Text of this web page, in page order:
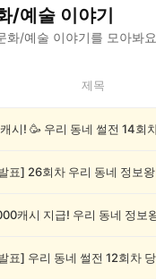
/예술 이야기
화/예술 이야기를 모아봐요
제목